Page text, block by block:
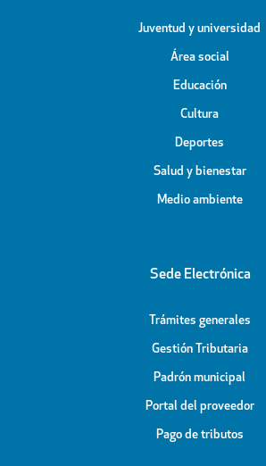
Juventud y universidad
Área social
Educación
Cultura
Deportes
Salud y bienestar
Medio ambiente
Sede Electrónica
Trámites generales
Gestión Tributaria
Padrón municipal
Portal del proveedor
Pago de tributos